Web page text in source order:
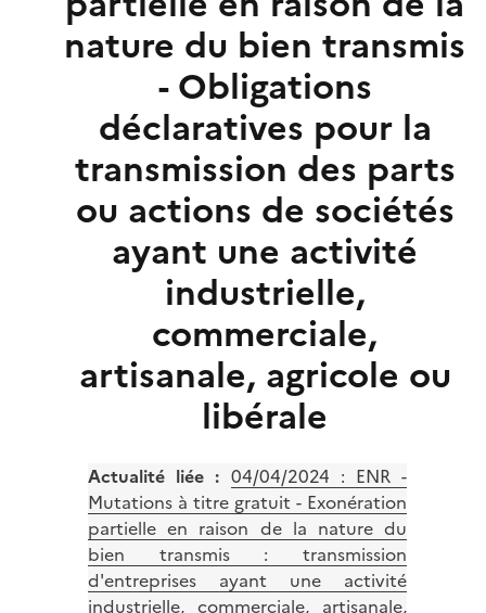
nature du bien transmis
- Obligations
déclaratives pour la
transmission des parts
ou actions de sociétés
ayant une activité
industrielle,
commerciale,
artisanale, agricole ou
libérale
Actualité liée : 04/04/2024 : ENR -
Mutations à titre gratuit - Exonération
partielle en raison de la nature du
bien transmis : transmission
d'entreprises ayant une activité
industrielle, commerciale, artisanale,